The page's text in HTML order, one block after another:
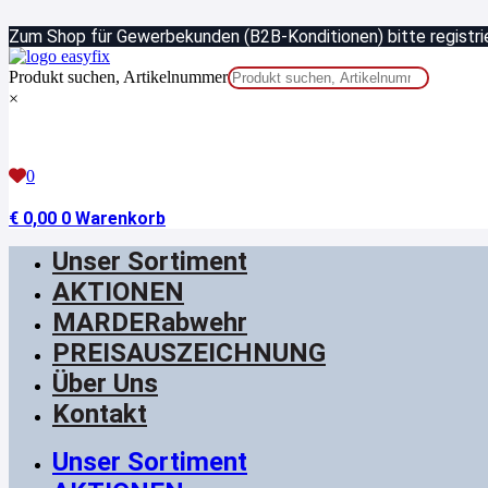
Inhalt
springen
Zum Shop für Gewerbekunden (B2B-Konditionen) bitte
Produkt suchen, Artikelnummer
×
0
€ 0,00 0 Warenkorb
Unser Sortiment
AKTIONEN
MARDERabwehr
PREISAUSZEICHNUNG
Über Uns
Kontakt
Unser Sortiment